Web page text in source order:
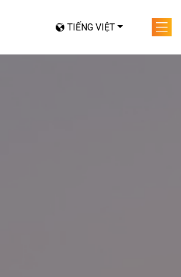
TIẾNG VIỆT